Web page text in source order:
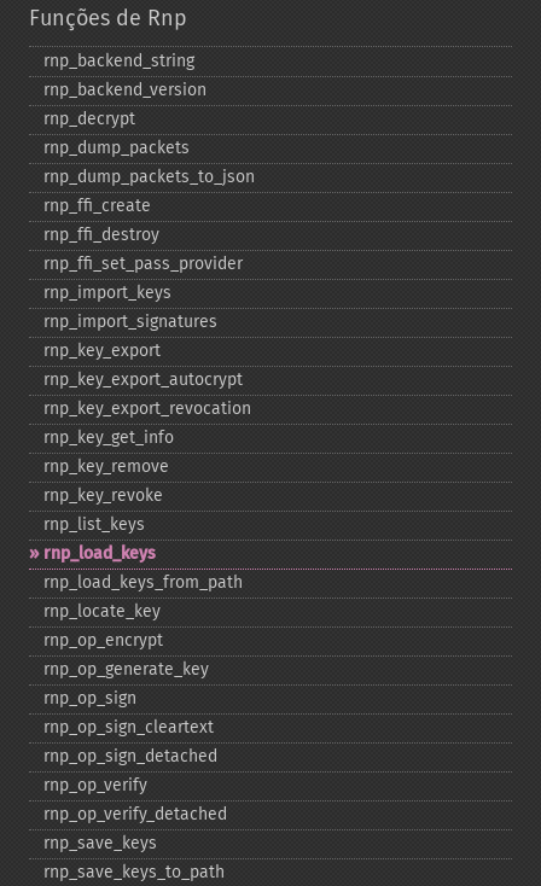
Funções de Rnp
rnp_​backend_​string
rnp_​backend_​version
rnp_​decrypt
rnp_​dump_​packets
rnp_​dump_​packets_​to_​json
rnp_​ffi_​create
rnp_​ffi_​destroy
rnp_​ffi_​set_​pass_​provider
rnp_​import_​keys
rnp_​import_​signatures
rnp_​key_​export
rnp_​key_​export_​autocrypt
rnp_​key_​export_​revocation
rnp_​key_​get_​info
rnp_​key_​remove
rnp_​key_​revoke
rnp_​list_​keys
rnp_​load_​keys
rnp_​load_​keys_​from_​path
rnp_​locate_​key
rnp_​op_​encrypt
rnp_​op_​generate_​key
rnp_​op_​sign
rnp_​op_​sign_​cleartext
rnp_​op_​sign_​detached
rnp_​op_​verify
rnp_​op_​verify_​detached
rnp_​save_​keys
rnp_​save_​keys_​to_​path